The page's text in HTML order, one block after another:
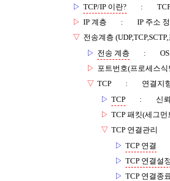
▷ TCP/IP 이란? :
▷ IP 계층 :
IP 주소
▽ 전송계층
▷ 전송 계층 :
▷ 포트번호(프로세스식
▽ TCP :
연결지
▷ TCP :
신
▷ TCP 패킷(세그먼
▽ TCP 연결관리
▷ TCP 연결
▷ TCP 연결설
▷ TCP 연결종료